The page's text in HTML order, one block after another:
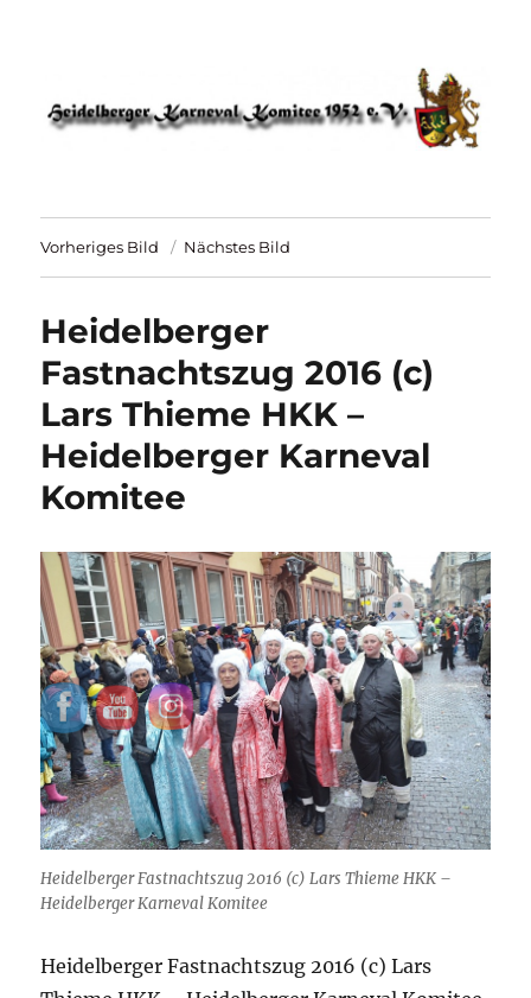
HKK 1952 – Heidelberger Karneval
Komitee
Vorheriges Bild Nächstes Bild
Heidelberger
Fastnachtszug 2016 (c)
Lars Thieme HKK –
Heidelberger Karneval
Komitee
Heidelberger Fastnachtszug 2016 (c) Lars Thieme HKK –
Heidelberger Karneval Komitee
Heidelberger Fastnachtszug 2016 (c) Lars